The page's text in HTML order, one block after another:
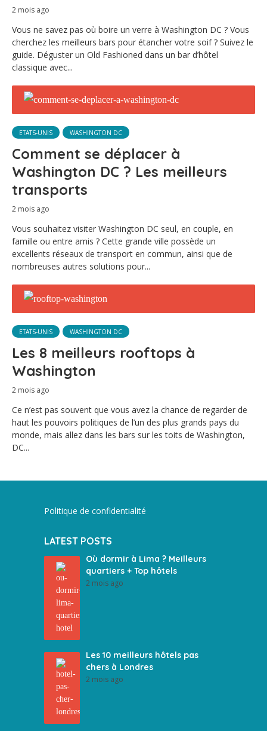
2 mois ago
Vous ne savez pas où boire un verre à Washington DC ? Vous
cherchez les meilleurs bars pour étancher votre soif ? Suivez le
guide. Déguster un Old Fashioned dans un bar d’hôtel
classique avec...
ETATS-UNIS WASHINGTON DC
Comment se déplacer à
Washington DC ? Les meilleurs
transports
2 mois ago
Vous souhaitez visiter Washington DC seul, en couple, en
famille ou entre amis ? Cette grande ville possède un
excellents réseaux de transport en commun, ainsi que de
nombreuses autres solutions pour...
ETATS-UNIS WASHINGTON DC
Les 8 meilleurs rooftops à
Washington
2 mois ago
Ce n’est pas souvent que vous avez la chance de regarder de
haut les pouvoirs politiques de l’un des plus grands pays du
monde, mais allez dans les bars sur les toits de Washington,
DC...
Politique de confidentialité
LATEST POSTS
Où dormir à Lima ? Meilleurs
quartiers + Top hôtels
2 mois ago
Les 10 meilleurs hôtels pas
chers à Londres
2 mois ago